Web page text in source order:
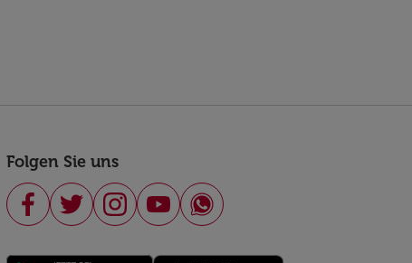
Folgen Sie uns